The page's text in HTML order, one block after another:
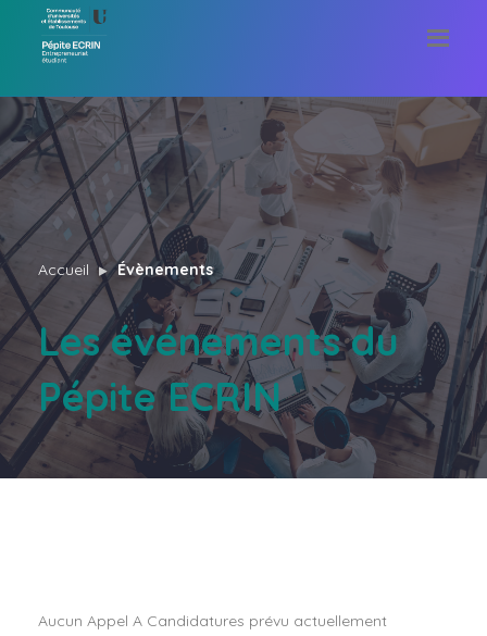
Accueil Évènements
Les événements du
Pépite ECRIN
Aucun Appel A Candidatures prévu actuellement